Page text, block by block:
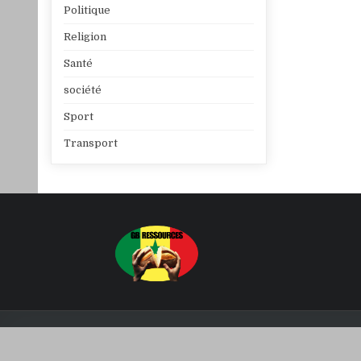
Politique
Religion
Santé
société
Sport
Transport